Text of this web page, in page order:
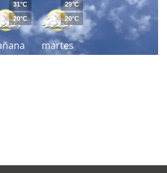
31°C
20°C
martes
29°C
20°C